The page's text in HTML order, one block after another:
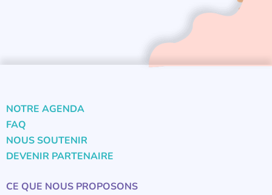
NOTRE AGENDA
FAQ
NOUS SOUTENIR
DEVENIR PARTENAIRE
CE QUE NOUS PROPOSONS